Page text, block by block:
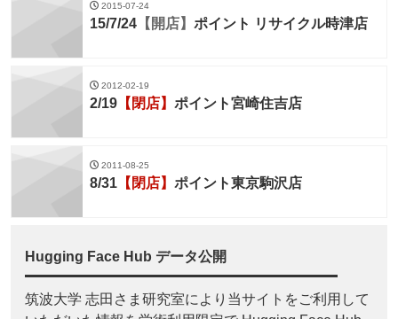
2015-07-24
15/7/24 【開店】 ポイント リサイクル時津店
2012-02-19
2/19 【閉店】 ポイント宮崎住吉店
2011-08-25
8/31 【閉店】 ポイント東京駒沢店
Hugging Face Hub データ公開
筑波大学 志田さま研究室により当サイトをご利用して